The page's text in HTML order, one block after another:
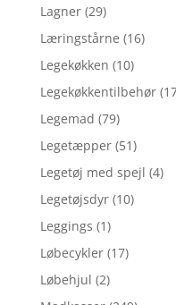
Lagner (29)
Læringstårne (16)
Legekøkken (10)
Legekøkkentilbehør
Legemad (79)
Legetæpper (51)
Legetøj med spejl (4)
Legetøjsdyr (10)
Leggings (1)
Løbecykler (17)
Løbehjul (2)